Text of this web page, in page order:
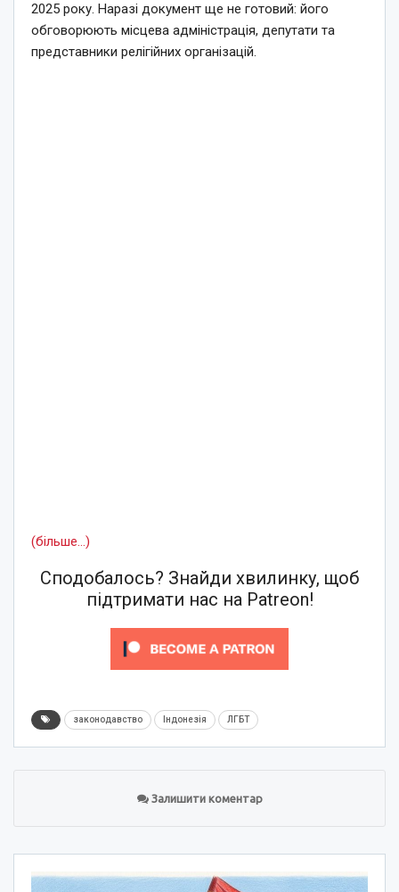
2025 року. Наразі документ ще не готовий: його
обговорюють місцева адміністрація, депутати та
представники релігійних організацій.
(більше…)
Сподобалось? Знайди хвилинку, щоб
підтримати нас на Patreon!
законодавство Індонезія ЛГБТ
Залишити коментар